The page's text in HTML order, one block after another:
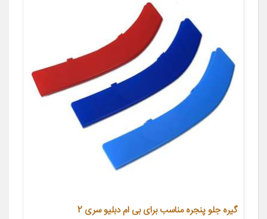
گیره جلو پنجره مناسب برای بی ام دبلیو سری 2